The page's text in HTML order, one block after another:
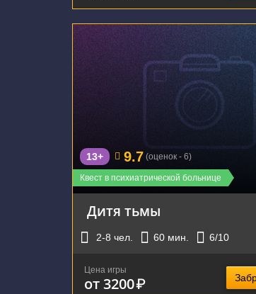
г. Екатеринбург, улица
Квест в психиатрической больнице
13+ 9.7 (оценок - 6)
Дитя тьмы
2-8 чел. 60 мин. 6/10
Цена игры
от 3200₽